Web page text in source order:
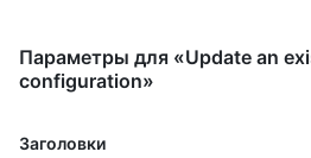
Параметры для «Update an
configuration»
Заголовки